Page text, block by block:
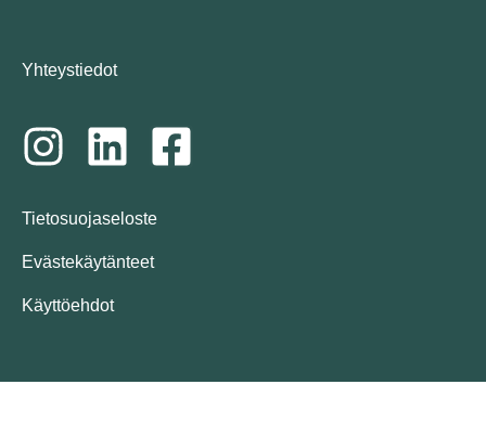
Yhteystiedot
Tietosuojaseloste
Evästekäytänteet
Käyttöehdot